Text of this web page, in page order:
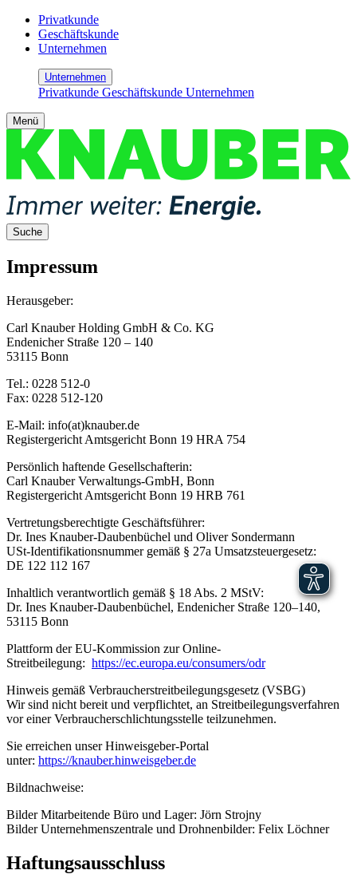
Privatkunde
Geschäftskunde
Unternehmen
Unternehmen
Privatkunde Geschäftskunde Unternehmen
Menü
Suche
Impressum
Herausgeber:
Carl Knauber Holding GmbH & Co. KG
Endenicher Straße 120 – 140
53115 Bonn
Tel.: 0228 512-0
Fax: 0228 512-120
E-Mail: info(at)knauber.de
Registergericht Amtsgericht Bonn 19 HRA 754
Persönlich haftende Gesellschafterin:
Carl Knauber Verwaltungs-GmbH, Bonn
Registergericht Amtsgericht Bonn 19 HRB 761
Vertretungsberechtigte Geschäftsführer:
Dr. Ines Knauber-Daubenbüchel und Oliver Sondermann
USt-Identifikationsnummer gemäß § 27a Umsatzsteuergesetz:
DE 122 112 167
Inhaltlich verantwortlich gemäß § 18 Abs. 2 MStV:
Dr. Ines Knauber-Daubenbüchel, Endenicher Straße 120–140,
53115 Bonn
Plattform der EU-Kommission zur Online-
Streitbeilegung: https://ec.europa.eu/consumers/odr
Hinweis gemäß Verbraucherstreitbeilegungsgesetz (VSBG)
Wir sind nicht bereit und verpflichtet, an Streitbeilegungsverfahren
vor einer Verbraucherschlichtungsstelle teilzunehmen.
Sie erreichen unser Hinweisgeber-Portal
unter: https://knauber.hinweisgeber.de
Bildnachweise:
Bilder Mitarbeitende Büro und Lager: Jörn Strojny
Bilder Unternehmenszentrale und Drohnenbilder: Felix Löchner
Haftungsausschluss